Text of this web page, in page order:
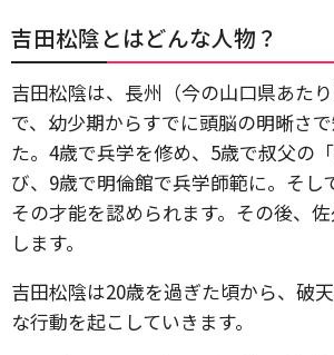
吉田松陰とはどんな人物？
吉田松陰は、長州（今の山口県あた
で、幼少期からすでに頭脳の明晰さ
た。4歳で兵学を修め、5歳で叔父の
び、9歳で明倫館で兵学師範に。そし
その才能を認められます。その後、
します。
吉田松陰は20歳を過ぎた頃から、破
な行動を起こしていきます。